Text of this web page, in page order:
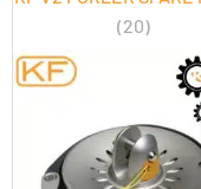
(20)